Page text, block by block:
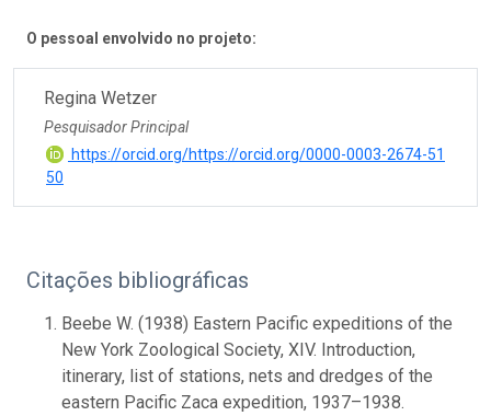
O pessoal envolvido no projeto:
Regina Wetzer
Pesquisador Principal
https://orcid.org/https://orcid.org/0000-0003-2674-51
50
Citações bibliográficas
Beebe W. (1938) Eastern Pacific expeditions of the
New York Zoological Society, XIV. Introduction,
itinerary, list of stations, nets and dredges of the
eastern Pacific Zaca expedition, 1937–1938.